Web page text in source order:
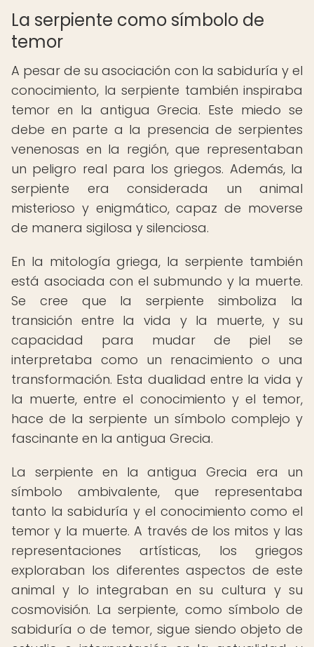
La serpiente como símbolo de
temor
A pesar de su asociación con la sabiduría y el
conocimiento, la serpiente también inspiraba
temor en la antigua Grecia. Este miedo se
debe en parte a la presencia de serpientes
venenosas en la región, que representaban
un peligro real para los griegos. Además, la
serpiente era considerada un animal
misterioso y enigmático, capaz de moverse
de manera sigilosa y silenciosa.
En la mitología griega, la serpiente también
está asociada con el submundo y la muerte.
Se cree que la serpiente simboliza la
transición entre la vida y la muerte, y su
capacidad para mudar de piel se
interpretaba como un renacimiento o una
transformación. Esta dualidad entre la vida y
la muerte, entre el conocimiento y el temor,
hace de la serpiente un símbolo complejo y
fascinante en la antigua Grecia.
La serpiente en la antigua Grecia era un
símbolo ambivalente, que representaba
tanto la sabiduría y el conocimiento como el
temor y la muerte. A través de los mitos y las
representaciones artísticas, los griegos
exploraban los diferentes aspectos de este
animal y lo integraban en su cultura y su
cosmovisión. La serpiente, como símbolo de
sabiduría o de temor, sigue siendo objeto de